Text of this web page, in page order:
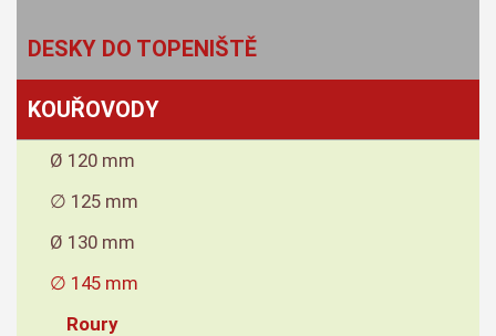
DESKY DO TOPENIŠTĚ
KOUŘOVODY
Ø 120 mm
∅ 125 mm
Ø 130 mm
∅ 145 mm
Roury